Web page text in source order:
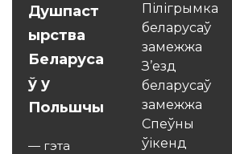
Душпаст
ырства
Беларуса
ў у
Польшчы
— гэта
Пілігрымка
беларусаў
замежжа
З’езд
беларусаў
замежжа
Спеўны
ўікенд